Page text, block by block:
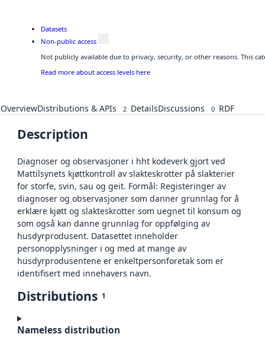
Datasets
Non-public access
Not publicly available due to privacy, security, or other reasons. This
Read more about access levels here
OverviewDistributions & APIs 2 DetailsDiscussions 0 RDF
Description
Diagnoser og observasjoner i hht kodeverk gjort ved
Mattilsynets kjøttkontroll av slakteskrotter på slakterier
for storfe, svin, sau og geit. Formål: Registeringer av
diagnoser og observasjoner som danner grunnlag for å
erklære kjøtt og slakteskrotter som uegnet til konsum og
som også kan danne grunnlag for oppfølging av
husdyrprodusent. Datasettet inneholder
personopplysninger i og med at mange av
husdyrprodusentene er enkeltpersonforetak som er
identifisert med innehavers navn.
Distributions 1
Nameless distribution